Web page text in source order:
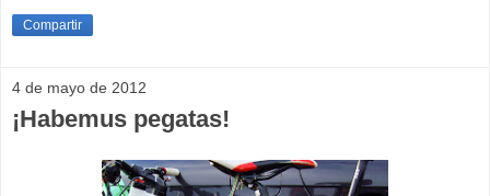
Compartir
4 de mayo de 2012
¡Habemus pegatas!